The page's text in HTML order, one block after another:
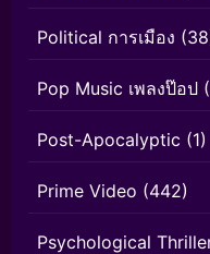
Political การเมือง
Pop Music เพลงป๊อป
Post-Apocalyptic (1)
Prime Video (442)
Psychological